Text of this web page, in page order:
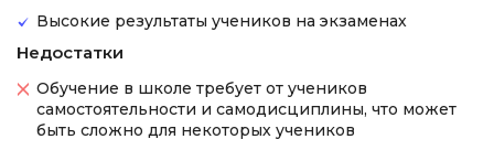
Высокие результаты учеников на экзаменах
Недостатки
Обучение в школе требует от учеников
самостоятельности и самодисциплины, что может
быть сложно для некоторых учеников